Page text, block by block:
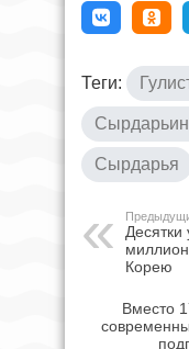
Теги:
Сырдарья
Десятки
Корею
Вместо